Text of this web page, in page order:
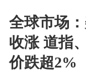
全球市场
收涨 道指
价跌超2%